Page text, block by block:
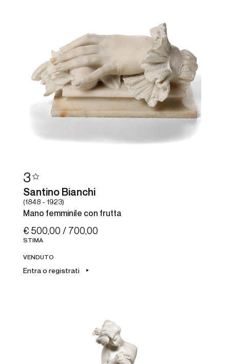
3
Santino Bianchi
(1848 - 1923)
Mano femminile con frutta
€ 500,00 / 700,00
STIMA
VENDUTO
Entra o registrati